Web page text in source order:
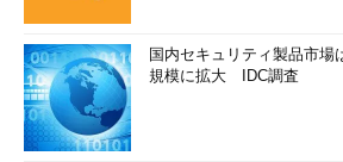
国内セキュリティ製品市場
規模に拡大 IDC調査